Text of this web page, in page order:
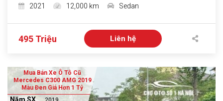
2021
12,000 km Sedan
495 Triệu Liên hệ
Mua Bán Xe Ô Tô Cũ
Mercedes C300 AMG 2019
Màu Đen Giá Hơn 1 Tỷ